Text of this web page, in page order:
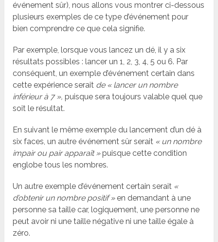
événement sûr), nous allons vous montrer ci-dessous
plusieurs exemples de ce type d’événement pour
bien comprendre ce que cela signifie.
Par exemple, lorsque vous lancez un dé, il y a six
résultats possibles : lancer un 1, 2, 3, 4, 5 ou 6. Par
conséquent, un exemple d’événement certain dans
cette expérience serait de « lancer un nombre
inférieur à 7 », puisque sera toujours valable quel que
soit le résultat.
En suivant le même exemple du lancement d’un dé à
six faces, un autre événement sûr serait « un nombre
impair ou pair apparaît »puisque cette condition
englobe tous les nombres.
Un autre exemple d’événement certain serait «
d’obtenir un nombre positif »en demandant à une
personne sa taille car, logiquement, une personne ne
peut avoir ni une taille négative ni une taille égale à
zéro.